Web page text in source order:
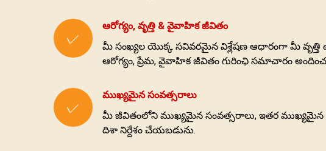
✓
ఆరోగ్యం, వృత్తి & వైవాహిక జీవితం
మీ సంఖ్యల యొక్క సవివరమైన విశ్లేషణ ఆధారంగా మీ వృత్తి
ఆరోగ్యం, ప్రేమ, వైవాహిక జీవితం గురింఛి సమాచారం
✓
ముఖ్యమైన సంవత్సరాలు
మీ జీవితంలోని ముఖ్యమైన సంవత్సరాలు, ఇతర
దిశా నిర్దేశం చేయబడును.